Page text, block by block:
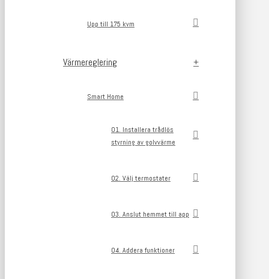
Upp till 175 kvm
Värmereglering
Smart Home
01. Installera trådlös
styrning av golvvärme
02. Välj termostater
03. Anslut hemmet till app
04. Addera funktioner